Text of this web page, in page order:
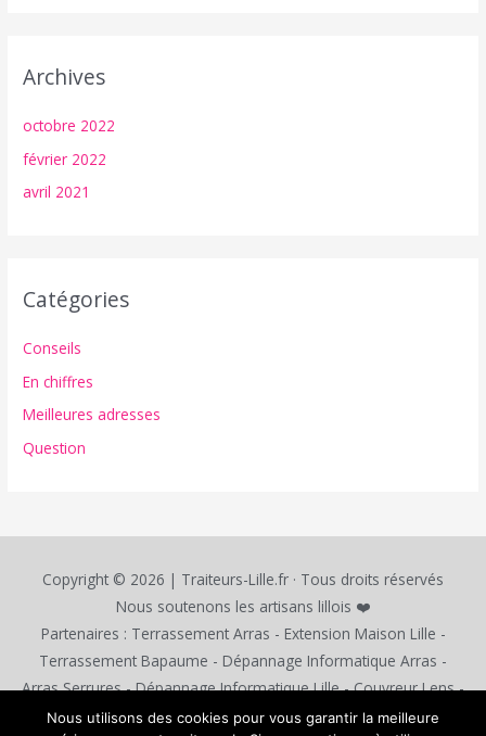
Archives
octobre 2022
février 2022
avril 2021
Catégories
Conseils
En chiffres
Meilleures adresses
Question
Copyright © 2026 | Traiteurs-Lille.fr · Tous droits réservés
Nous soutenons les artisans lillois ❤️
Partenaires : Terrassement Arras - Extension Maison Lille -
Terrassement Bapaume - Dépannage Informatique Arras -
Arras Serrures-Dépannage Informatique Lille-Couvreur Lens-
Consultant SEO Arras-Création Site Web Arras - Formation
Nous utilisons des cookies pour vous garantir la meilleure